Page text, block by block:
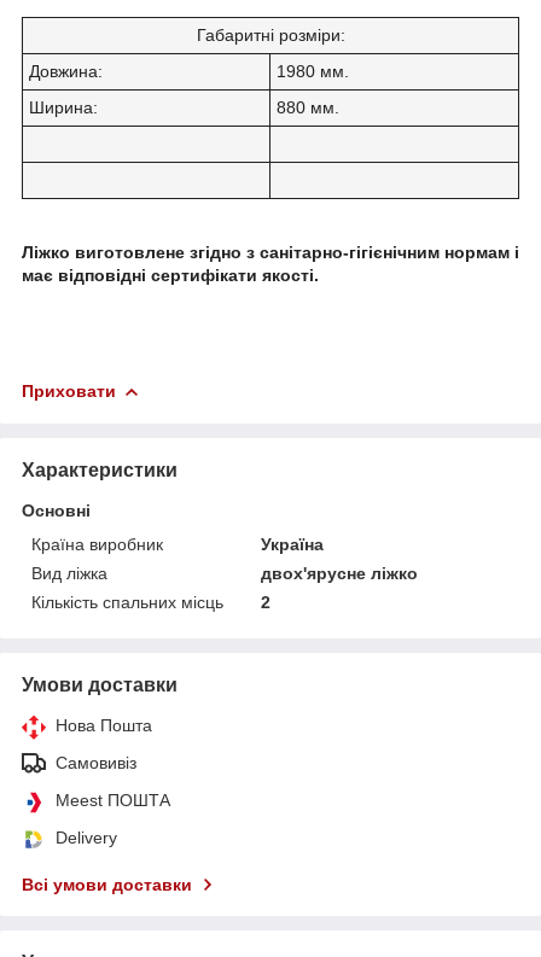
Габаритні розміри:
Довжина:
1980 мм.
Ширина: 880 мм.
Ліжко виготовлене згідно з санітарно-гігієнічним нормам і
має відповідні сертифікати якості.
Приховати
Характеристики
Основні
Країна виробник
Україна
Вид ліжка
двох'ярусне ліжко
Кількість спальних місць
2
Умови доставки
Нова Пошта
Самовивіз
Meest ПОШТА
Delivery
Всі умови доставки